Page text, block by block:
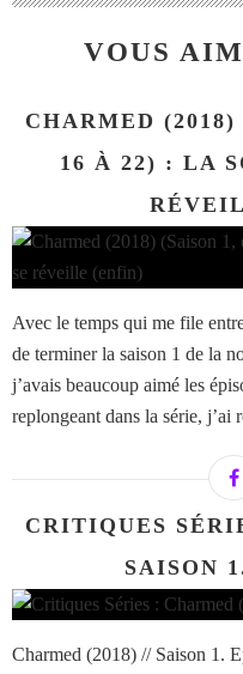
VOUS
CHARMED
16 À 22) : LA
Avec le temps qui me file
de terminer la saison 1 de la
j’avais beaucoup aimé les
replongeant dans la série, j’ai
CRITIQUES
SAISON
Charmed (2018) // Saison 1.